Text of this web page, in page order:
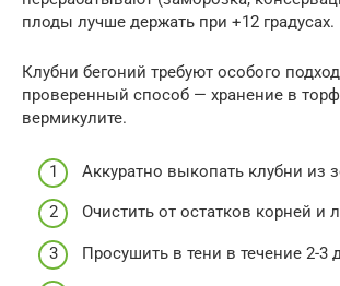
плоды лучше держать при +12 градусах.
Клубни бегоний требуют особого
проверенный способ — хранение в
вермикулите.
Аккуратно выкопать клубни из
Очистить от остатков корней и
Просушить в тени в течение 2-3